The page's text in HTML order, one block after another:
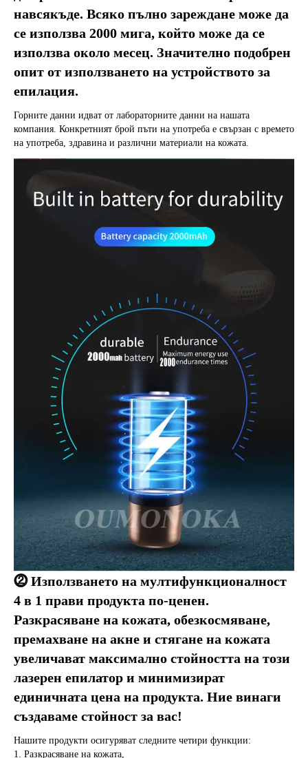
навсякъде. Всяко пълно зареждане може да
се използва 2000 мига, който може да се
използва около месец. Значително подобрен
опит от използването на устройството за
епилация.
Горните данни идват от лабораторните данни на нашата
компания. Конкретният брой пъти на употреба е свързан с времето
на употреба, здравина и различни материали на кожата.
⓶ Използването на мултифункционалност
4 в 1 прави продукта по-ценен.
Разкрасяване на кожата, обезкосмяване,
премахване на акне и стягане на кожата
увеличават максимално стойността на този
лазерен епилатор и минимизират
единичната цена на продукта. Ние винаги
създаваме стойност за вас!
Нашите продукти осигуряват следните четири функции:
1. Разкрасяване на кожата,